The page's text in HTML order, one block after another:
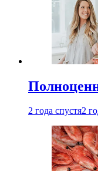
2 года спустя2